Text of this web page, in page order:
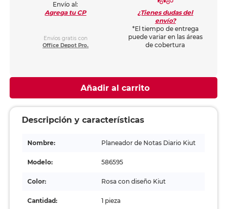
Envío al:
Agrega tu CP
Envíos gratis con
Office Depot Pro.
¿Tienes dudas del
envío?
*El tiempo de entrega
puede variar en las áreas
de cobertura
Añadir al carrito
Descripción y características
Nombre: Planeador de Notas Diario Kiut
Modelo: 586595
Color: Rosa con diseño Kiut
Cantidad: 1 pieza